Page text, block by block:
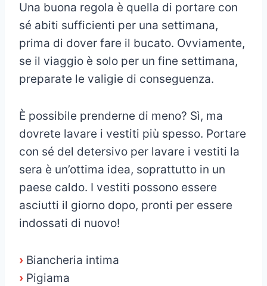
Una buona regola è quella di portare con
sé abiti sufficienti per una settimana,
prima di dover fare il bucato. Ovviamente,
se il viaggio è solo per un fine settimana,
preparate le valigie di conseguenza.
È possibile prenderne di meno? Sì, ma
dovrete lavare i vestiti più spesso. Portare
con sé del detersivo per lavare i vestiti la
sera è un’ottima idea, soprattutto in un
paese caldo. I vestiti possono essere
asciutti il giorno dopo, pronti per essere
indossati di nuovo!
› Biancheria intima
› Pigiama